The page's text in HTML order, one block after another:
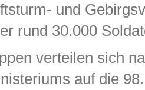
und
rund 30.000
verteilen sich
auf die